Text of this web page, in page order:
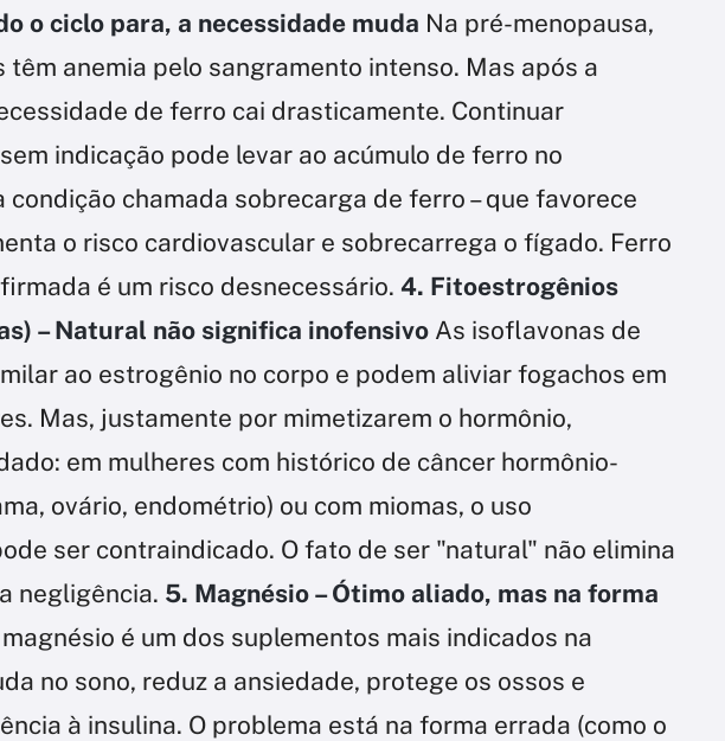
o ciclo para, a necessidade muda Na pré-menopausa,
têm anemia pelo sangramento intenso. Mas após a
de ferro cai drasticamente. Continuar
indicação pode levar ao acúmulo de ferro no
condição chamada sobrecarga de ferro – que favorece
o risco cardiovascular e sobrecarrega o fígado. Ferro
é um risco desnecessário. 4. Fitoestrogênios
– Natural não significa inofensivo As isoflavonas de
ao estrogênio no corpo e podem aliviar fogachos em
Mas, justamente por mimetizarem o hormônio,
em mulheres com histórico de câncer hormônio-
ovário, endométrio) ou com miomas, o uso
ser contraindicado. O fato de ser "natural" não elimina
negligência. 5. Magnésio – Ótimo aliado, mas na forma
magnésio é um dos suplementos mais indicados na
no sono, reduz a ansiedade, protege os ossos e
à insulina. O problema está na forma errada (como o